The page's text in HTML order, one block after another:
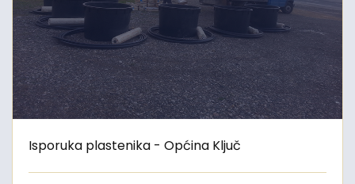
Isporuka plastenika - Općina Ključ